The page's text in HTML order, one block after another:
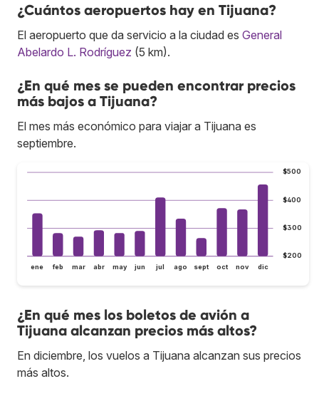
¿Cuántos aeropuertos hay en Tijuana?
El aeropuerto que da servicio a la ciudad es General
Abelardo L. Rodríguez (5 km).
¿En qué mes se pueden encontrar precios
más bajos a Tijuana?
El mes más económico para viajar a Tijuana es
septiembre.
$200
$300
$400
$500
ene feb mar abr may jun jul ago sept oct nov dic
¿En qué mes los boletos de avión a
Tijuana alcanzan precios más altos?
En diciembre, los vuelos a Tijuana alcanzan sus precios
más altos.